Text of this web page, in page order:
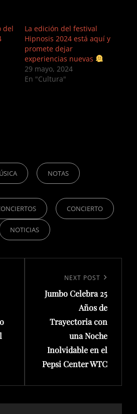
del
La edición del festival
Hipnosis 2024 está aquí y
promete dejar
experiencias nuevas
29 mayo, 2024
En "Cultura"
NOTAS
CONCIERTO
NOTICIAS
Post
NEXT POST
Jumbo Celebra 25
Años de
Trayectoria con
una Noche
Inolvidable en el
Pepsi Center WTC